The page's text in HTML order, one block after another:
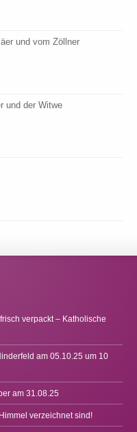
und vom Zöllner
und der Witwe
verpackt – Katholische
am 05.10.25 um 10
am 31.08.25
verzeichnet sind!